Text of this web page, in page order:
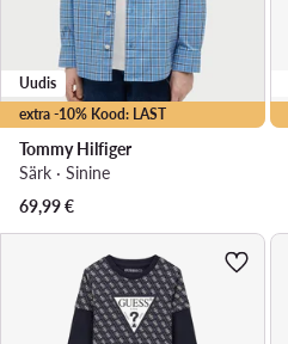
extra -10% Kood: LAST
Uudis
Tommy Hilfiger
Särk · Sinine
69,99€